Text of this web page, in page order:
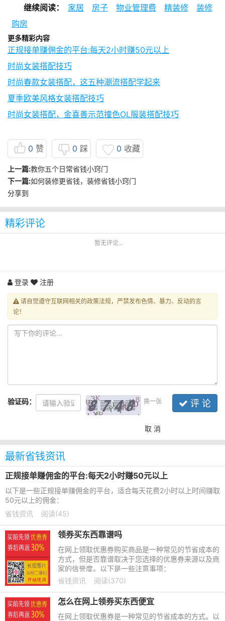
继续阅读： 家居 房子 物业管理费 精装修
装修
购房
更多精彩内容
正规接单赚佣金的平台:每天2小时赚50元以上
时尚女装搭配技巧
时尚春款女装搭配，这五种潮流搭配学起来
夏季欧美风格女装搭配技巧
时尚女装搭配，金喜善示范撞色OL服装搭配技巧
0 赞 0 踩 0 收藏
上一篇:教你五个日常省钱小窍门
下一篇:如何装修更省钱，装修省钱小窍门
分享到
精彩评论
暂无评论...
登录 注册
请自觉遵守互联网相关的政策法规，严禁发布色情、暴力、反动的言
论！
验证码： 换一张 评 论
取 消
最新省钱资讯
正规接单赚佣金的平台:每天2小时赚50元以上
以下是一些正规接单赚佣金的平台，适合每天花费2小时以上时间赚取
50元以上的佣金：
省钱资讯
阅读(45)
领券买东西靠谱吗
在网上领取优惠券购买商品是一种常见的节省成本的
方式，但是否靠谱取决于您选择的优惠券来源以及商
家的信誉度。以下是一些注意事项：
省钱资讯
阅读(370)
怎么在网上领券买东西便宜
在网上领取优惠券是一种常见的节省成本的方式。以